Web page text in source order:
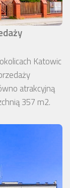
Katowic
atrakcyjną
357 m2.